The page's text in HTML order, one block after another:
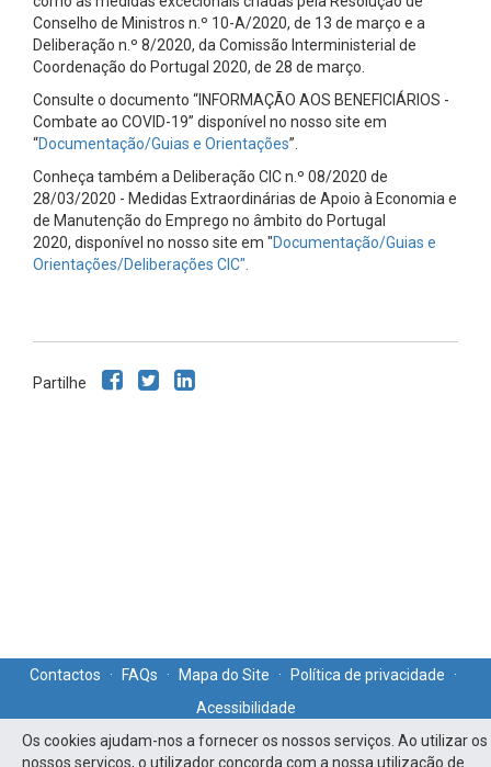
Os cookies ajudam-nos a fornecer os nossos serviços. Ao utilizar os
nossos serviços, o utilizador concorda com a nossa utilização de
Conselho de Ministros n.º 10-A/2020, de 13 de março e a
Deliberação n.º 8/2020, da Comissão Interministerial de
Coordenação do Portugal 2020, de 28 de março.
Consulte o documento “INFORMAÇÃO AOS BENEFICIÁRIOS -
Combate ao COVID-19” disponível no nosso site em
“Documentação/Guias e Orientações”.
Conheça também a Deliberação CIC n.º 08/2020 de
28/03/2020 - Medidas Extraordinárias de Apoio à Economia e
de Manutenção do Emprego no âmbito do Portugal
2020, disponível no nosso site em "Documentação/Guias e
Orientações/Deliberações CIC".
Partilhe
Contactos · FAQs · Mapa do Site · Política de privacidade
·
Acessibilidade